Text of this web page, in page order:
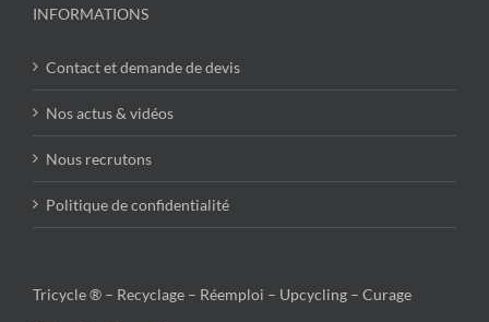
INFORMATIONS
Contact et demande de devis
Nos actus & vidéos
Nous recrutons
Politique de confidentialité
Tricycle ® – Recyclage – Réemploi – Upcycling – Curage